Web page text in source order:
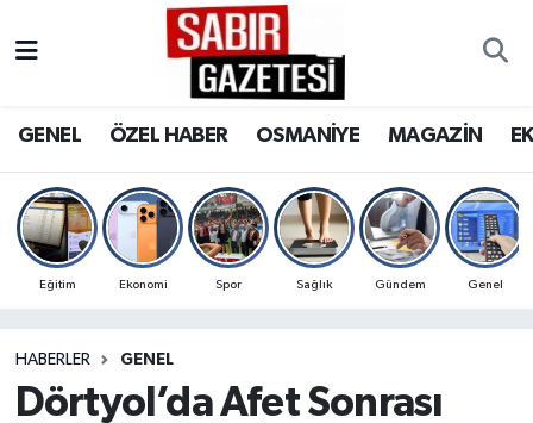
GENEL ÖZEL HABER OSMANİYE MAGAZİN
Eğitim Ekonomi Spor Sağlık Gündem Genel
HABERLER GENEL
Dörtyol’da Afet Sonrası
OSMANİYE
MAGAZİN
SPOR
Osmaniye Nöbetçi Eczaneler
Osmaniye Trafik Yoğunluk Haritası
Süper Lig Puan Durumu ve Fikstür
Son Dakika Haberleri